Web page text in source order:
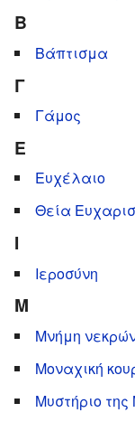
Β
Βάπτισμα
Γ
Γάμος
Ε
Ευχέλαιο
Θεία
Ι
Ιεροσύνη
Μ
Μνήμη
Μοναχική
Μυστήριο